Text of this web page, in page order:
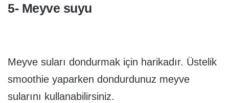
5- Meyve suyu
Meyve suları dondurmak için harikadır. Üstelik
smoothie yaparken dondurdunuz meyve
sularını kullanabilirsiniz.